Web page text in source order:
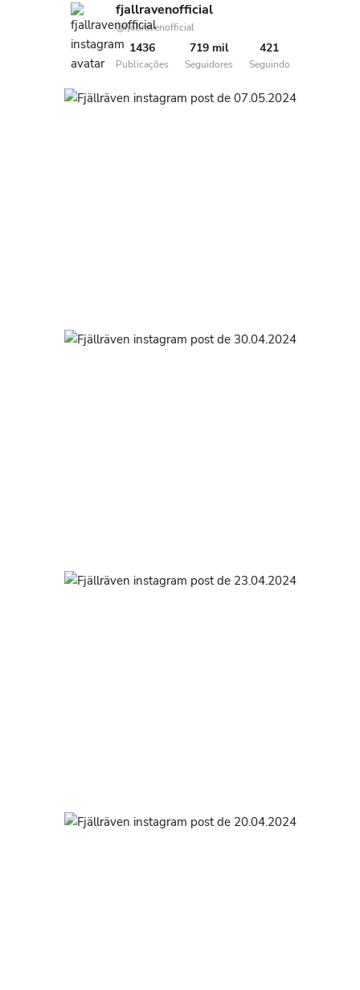
fjallravenofficial
@fjallravenofficial
1436
Publicações
719 mil
Seguidores
421
Seguindo